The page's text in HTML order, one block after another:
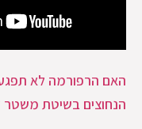
האם הרפורמה לא תפגע
הנחוצים בשיטת משטר